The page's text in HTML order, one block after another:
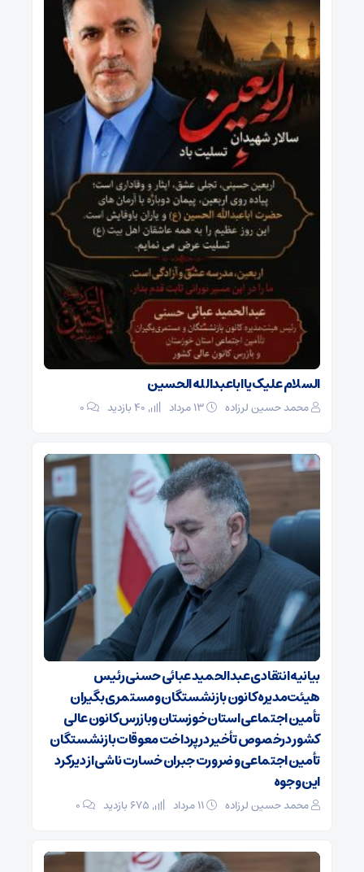
السلام علیک یا اباعبدالله الحسین
محمد حسین لرزاده ۰
بیانیه انتقادی عبدالحمید عبائی حسنی رئیس
هیئت‌مدیره کانون بازنشستگان ومستمری بگیران
تأمین اجتماعی استان خوزستان وبازرس کانون عالی
کشور درخصوص تأخیر در پرداخت معوقات بازنشستگان
تأمین اجتماعی و ضرورت جبران خسارت ناشی از دیرکرد
این وجوه
محمد حسین لرزاده ۰